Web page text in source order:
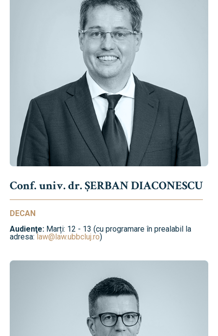
Conf. univ. dr. ȘERBAN DIACONESCU
DECAN
Audienţe: Marți: 12 - 13 (cu programare în prealabil la
adresa:law@law.ubbcluj.ro)